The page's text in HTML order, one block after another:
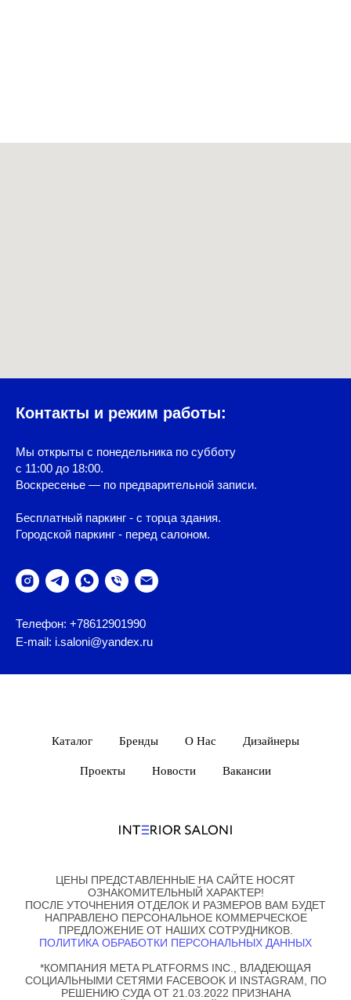
Контакты и режим работы:
Мы открыты с понедельника по субботу
с 11:00 до 18:00.
Воскресенье — по предварительной записи.
Бесплатный паркинг - с торца здания.
Городской паркинг - перед салоном.
Телефон: +78612901990
E-mail: i.saloni@yandex.ru
Каталог Бренды О Нас Дизайнеры
Проекты Новости Вакансии
ЦЕНЫ ПРЕДСТАВЛЕННЫЕ НА САЙТЕ НОСЯТ
ОЗНАКОМИТЕЛЬНЫЙ ХАРАКТЕР!
ПОСЛЕ УТОЧНЕНИЯ ОТДЕЛОК И РАЗМЕРОВ ВАМ БУДЕТ
НАПРАВЛЕНО ПЕРСОНАЛЬНОЕ КОММЕРЧЕСКОЕ
ПРЕДЛОЖЕНИЕ ОТ НАШИХ СОТРУДНИКОВ.
ПОЛИТИКА ОБРАБОТКИ ПЕРСОНАЛЬНЫХ ДАННЫХ
*КОМПАНИЯ META PLATFORMS INC., ВЛАДЕЮЩАЯ
СОЦИАЛЬНЫМИ СЕТЯМИ FACEBOOK И INSTAGRAM, ПО
РЕШЕНИЮ СУДА ОТ 21.03.2022 ПРИЗНАНА